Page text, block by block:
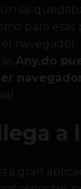
se
para esas
Any.do
a
gran